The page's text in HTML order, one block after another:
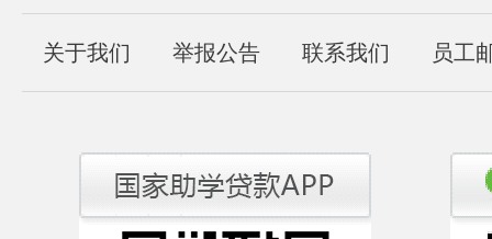
关于我们 举报公告 联系我们 员工